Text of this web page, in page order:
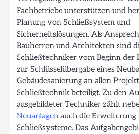
Fachbetriebe unterstützen und
Planung von Schließsystem und
Sicherheitslösungen. Als
Bauherren und Architekten sind
Schließtechniker vom Beginn der
zur Schlüsselübergabe eines
Gebäudesanierung an allen
Schließtechnik beteiligt. Zu den
ausgebildeter Techniker zählt
Neuanlagen auch die Erweiterung
Schließsysteme. Das